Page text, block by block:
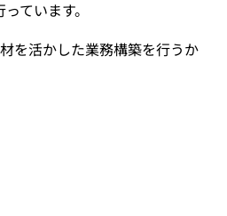
ています。
を活かした業務構築を行うか